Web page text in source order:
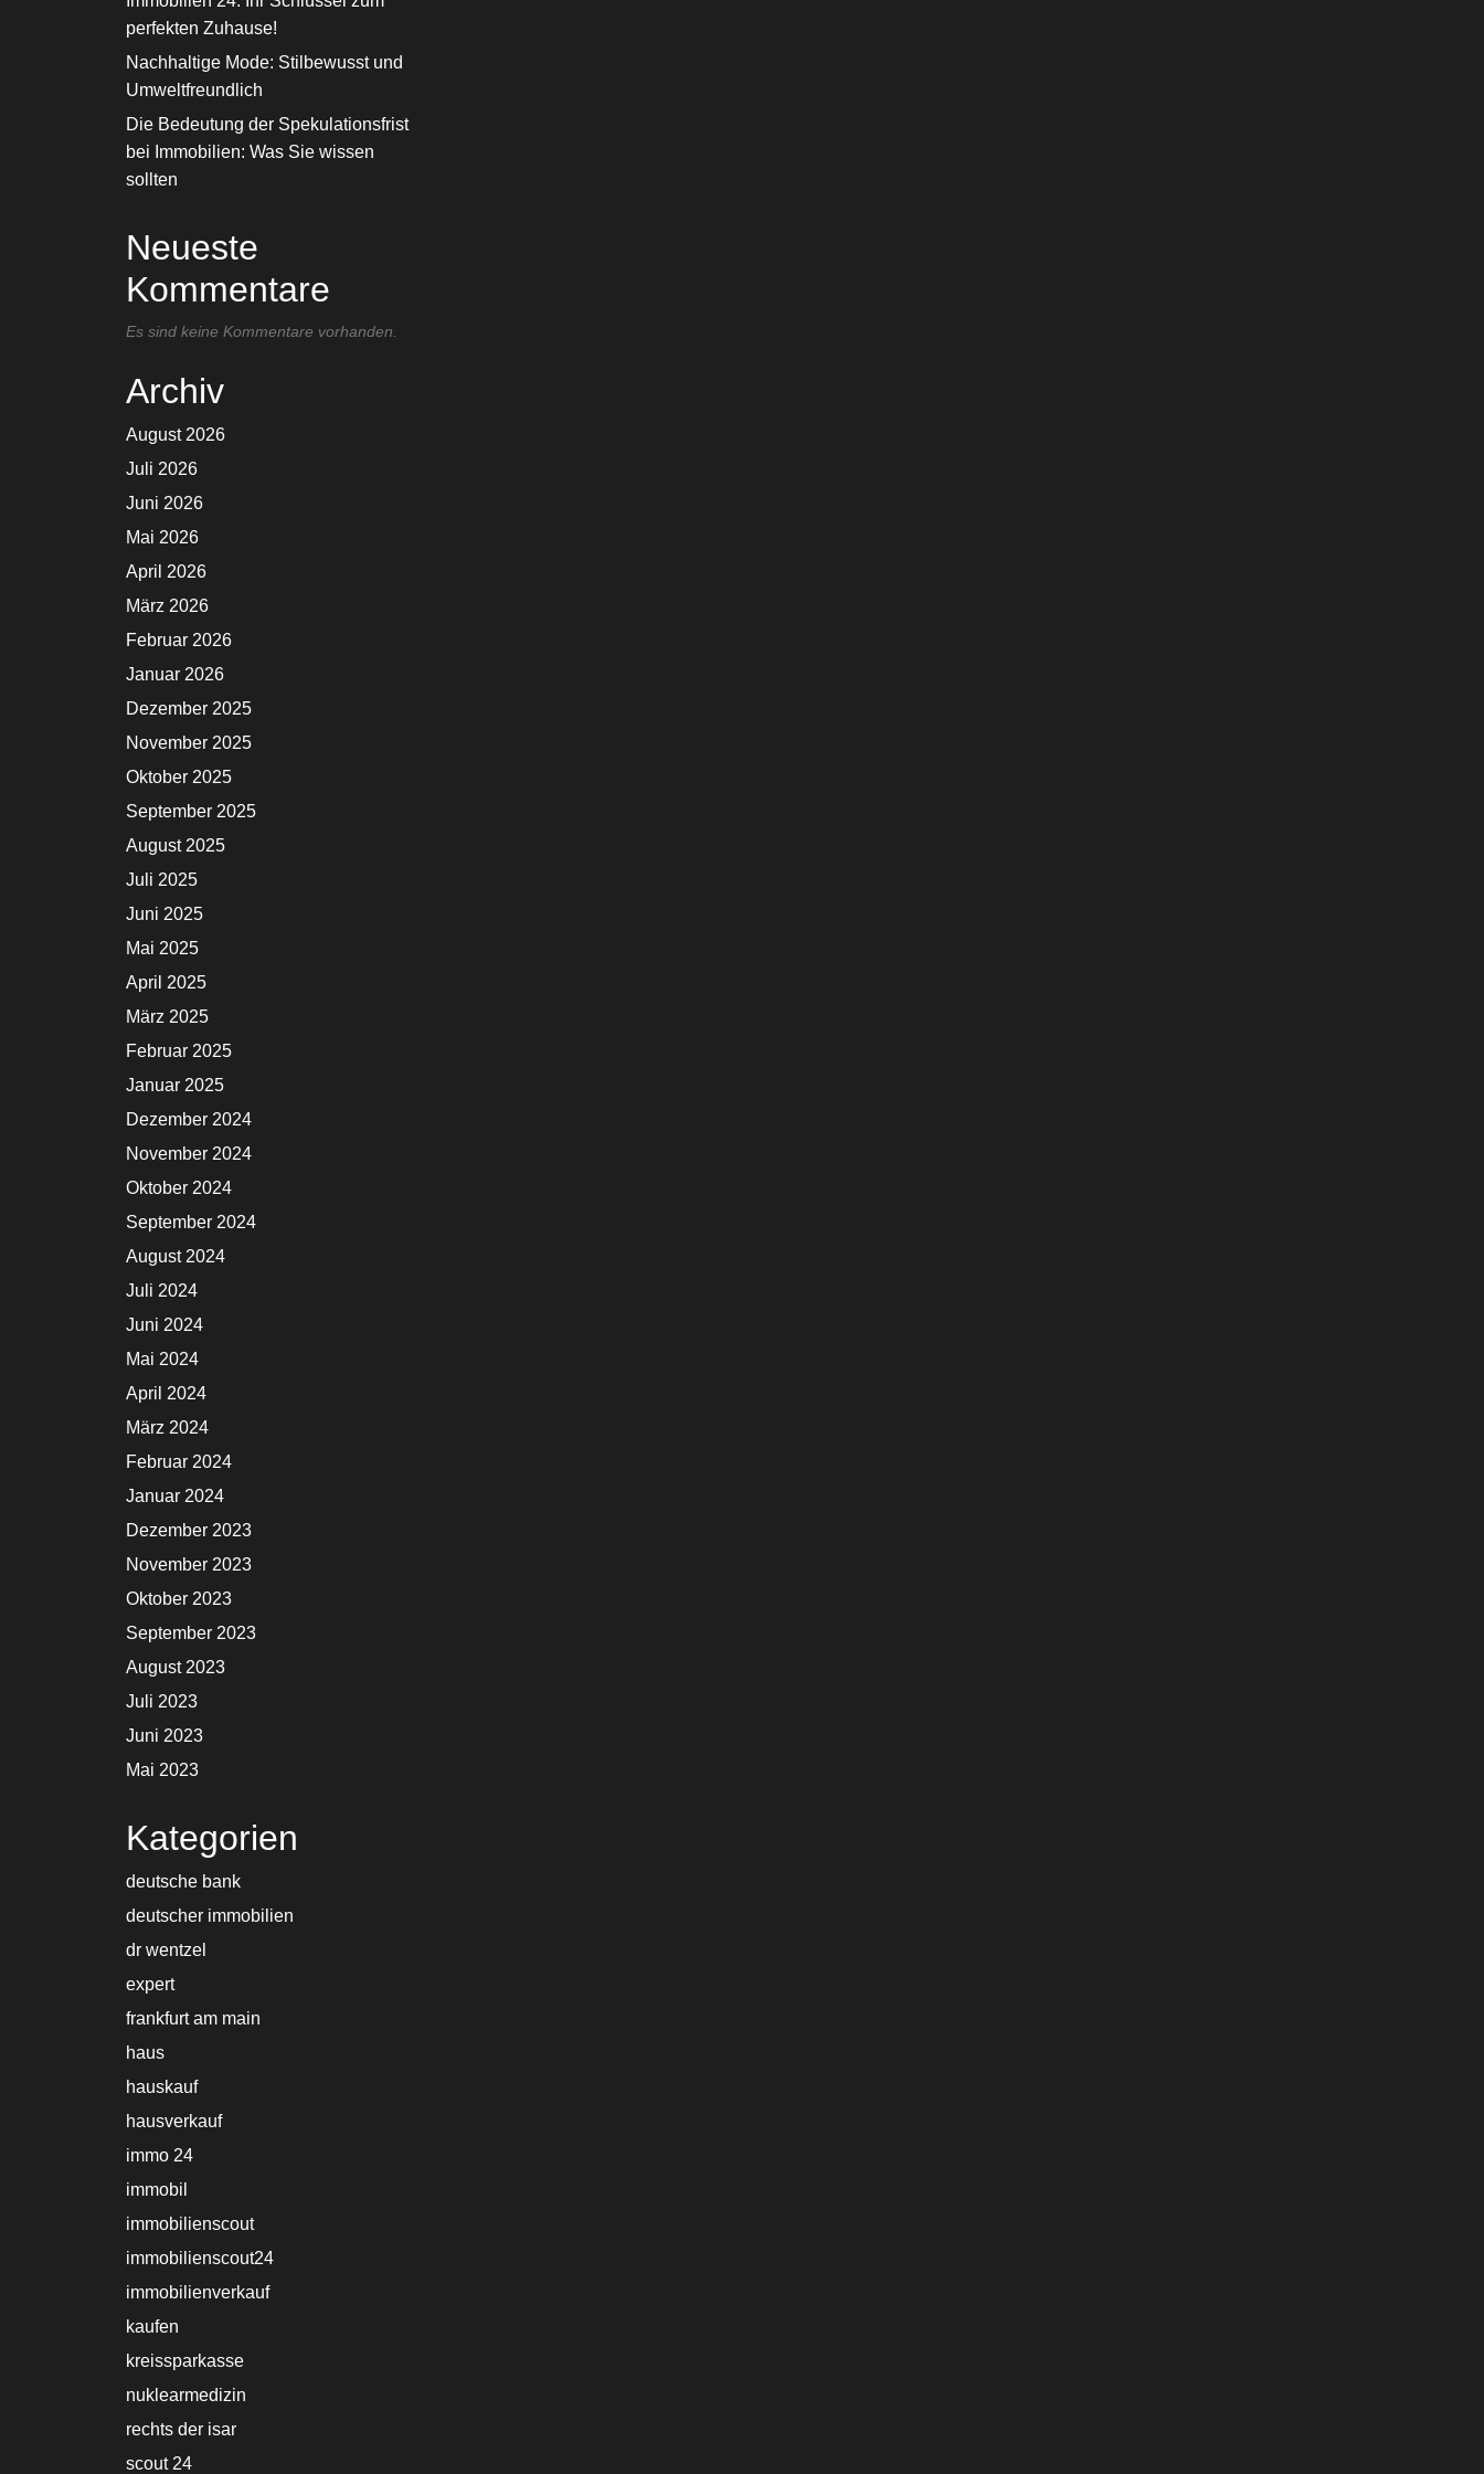
perfekten Zuhause!
Nachhaltige Mode: Stilbewusst und
Umweltfreundlich
Die Bedeutung der Spekulationsfrist
bei Immobilien: Was Sie wissen
sollten
Neueste
Kommentare
Es sind keine Kommentare vorhanden.
Archiv
August 2026
Juli 2026
Juni 2026
Mai 2026
April 2026
März 2026
Februar 2026
Januar 2026
Dezember 2025
November 2025
Oktober 2025
September 2025
August 2025
Juli 2025
Juni 2025
Mai 2025
April 2025
März 2025
Februar 2025
Januar 2025
Dezember 2024
November 2024
Oktober 2024
September 2024
August 2024
Juli 2024
Juni 2024
Mai 2024
April 2024
März 2024
Februar 2024
Januar 2024
Dezember 2023
November 2023
Oktober 2023
September 2023
August 2023
Juli 2023
Juni 2023
Mai 2023
Kategorien
deutsche bank
deutscher immobilien
dr wentzel
expert
frankfurt am main
haus
hauskauf
hausverkauf
immo 24
immobil
immobilienscout
immobilienscout24
immobilienverkauf
kaufen
kreissparkasse
nuklearmedizin
rechts der isar
scout 24